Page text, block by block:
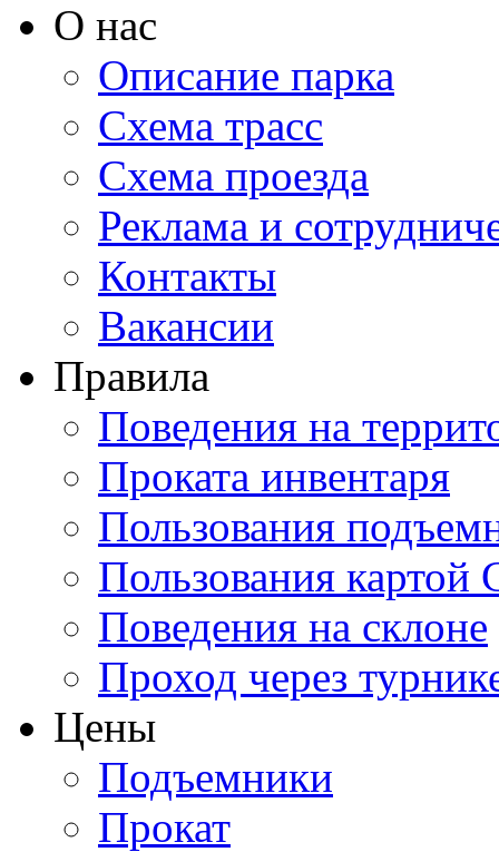
О нас
Описание парка
Схема трасс
Схема проезда
Реклама и
Контакты
Вакансии
Правила
Поведения на
Проката инвентаря
Пользования
Пользования картой
Поведения на склоне
Проход через
Цены
Подъемники
Прокат